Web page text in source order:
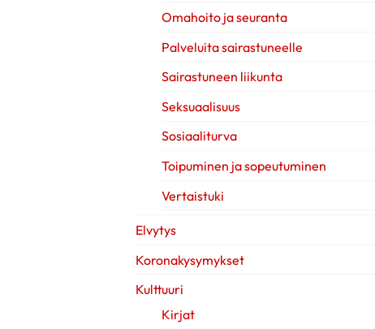
Omahoito ja seuranta
Palveluita sairastuneelle
Sairastuneen liikunta
Seksuaalisuus
Sosiaaliturva
Toipuminen ja sopeutuminen
Vertaistuki
Elvytys
Koronakysymykset
Kulttuuri
Kirjat